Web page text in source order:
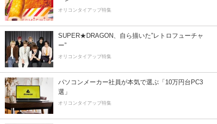
オリコンタイアップ特集
SUPER★DRAGON、自ら描いた”レトロフューチャ
ー”
オリコンタイアップ特集
パソコンメーカー社員が本気で選ぶ「10万円台PC3
選」
オリコンタイアップ特集